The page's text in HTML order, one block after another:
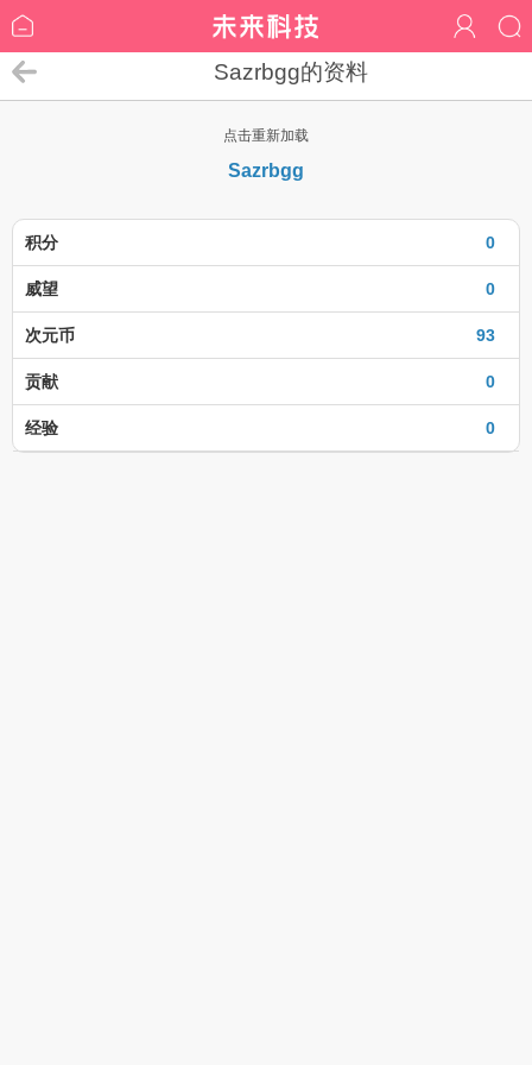
Sazrbgg的资料
点击重新加载
Sazrbgg
0
积分
0
威望
93
次元币
0
贡献
0
经验